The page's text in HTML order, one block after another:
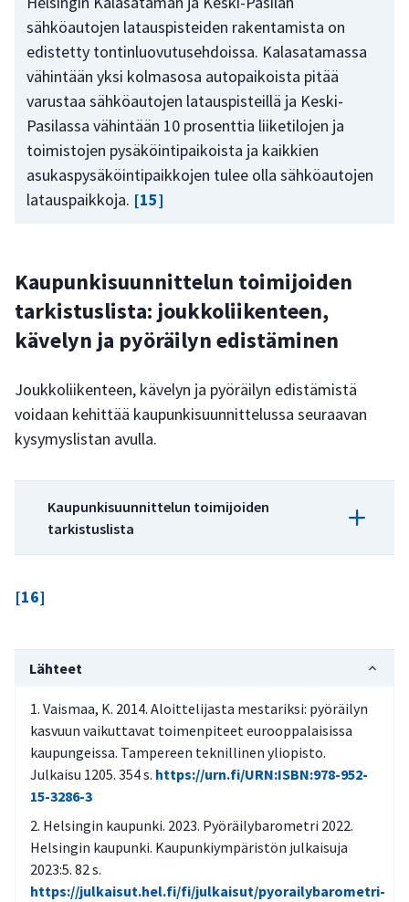
sähköautojen latauspisteiden rakentamista on
edistetty tontinluovutusehdoissa. Kalasatamassa
vähintään yksi kolmasosa autopaikoista pitää
varustaa sähköautojen latauspisteillä ja Keski-
Pasilassa vähintään 10 prosenttia liiketilojen ja
toimistojen pysäköintipaikoista ja kaikkien
asukaspysäköintipaikkojen tulee olla sähköautojen
latauspaikkoja. [15]
Kaupunkisuunnittelun toimijoiden
tarkistuslista: joukkoliikenteen,
kävelyn ja pyöräilyn edistäminen
Joukkoliikenteen, kävelyn ja pyöräilyn edistämistä
voidaan kehittää kaupunkisuunnittelussa seuraavan
kysymyslistan avulla.
Kaupunkisuunnittelun toimijoiden
tarkistuslista
kehityskohtia, joita voidaan edistää osana
alueidenkäytön suunnittelua, kaavoitusta ja
rakentamista?
Mitkä ovat ilmastokestävyyden kannalta
keskeisiä tarpeita lyhyellä ja pitkällä
aikavälillä?
sidosryhmien kanssa? Miten varmistetaan
aito vuorovaikutus ja eri toimijoiden
näkemyksien huomioiminen ennen
[16]
Lähteet
Vaismaa, K. 2014. Aloittelijasta mestariksi: pyöräilyn
kasvuun vaikuttavat toimenpiteet eurooppalaisissa
kaupungeissa. Tampereen teknillinen yliopisto.
Julkaisu 1205. 354 s. https://urn.fi/URN:ISBN:978-952-
15-3286-3
Helsingin kaupunki. 2023. Pyöräilybarometri 2022.
Helsingin kaupunki. Kaupunkiympäristön julkaisuja
2023:5. 82 s.
https://julkaisut.hel.fi/fi/julkaisut/pyorailybarometri-